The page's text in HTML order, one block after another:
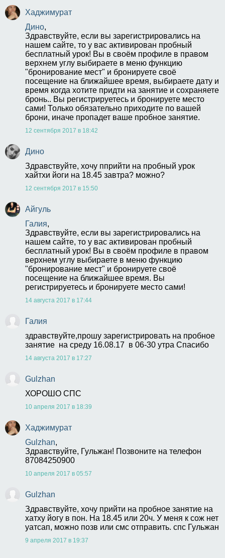
Хаджимурат
Дино,
Здравствуйте, если вы зарегистрировались на
нашем сайте, то у вас активирован пробный
бесплатный урок! Вы в своём профиле в правом
верхнем углу выбираете в меню функцию
"бронирование мест" и бронируете своё
посещение на ближайшее время, выбираете дату и
время когда хотите придти на занятие и сохраняете
бронь.. Вы регистрируетесь и бронируете место
сами! Только обязательно приходите по вашей
брони, иначе пропадет ваше пробное занятие.
12 сентября 2017 в 18:42
Дино
Здравствуйте, хочу пприйти на пробный урок
хайтхи йоги на 18.45 завтра? можно?
12 сентября 2017 в 15:50
Айгуль
Галия,
Здравствуйте, если вы зарегистрировались на
нашем сайте, то у вас активирован пробный
бесплатный урок! Вы в своём профиле в правом
верхнем углу выбираете в меню функцию
"бронирование мест" и бронируете своё
посещение на ближайшее время. Вы
регистрируетесь и бронируете место сами!
14 августа 2017 в 17:44
Галия
здравствуйте,прошу зарегистрировать на пробное
занятие  на среду 16.08.17  в 06-30 утра Спасибо
14 августа 2017 в 17:27
Gulzhan
ХОРОШО СПС
10 апреля 2017 в 18:39
Хаджимурат
Gulzhan,
Здравствуйте, Гульжан! Позвоните на телефон
87084250900
10 апреля 2017 в 05:57
Gulzhan
Здравствуйте, хочу прийти на пробное занятие на
хатху йогу в пон. На 18.45 или 20ч. У меня к сож нет
уатсап, можно позв или смс отправить. спс Гульжан
9 апреля 2017 в 19:37